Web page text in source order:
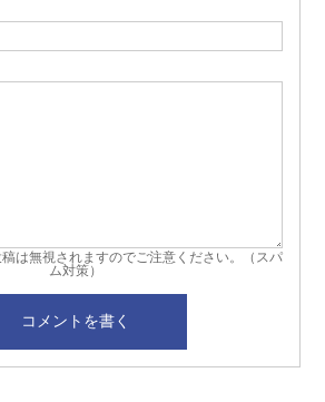
は無視されますのでご注意ください。（スパ
ム対策）